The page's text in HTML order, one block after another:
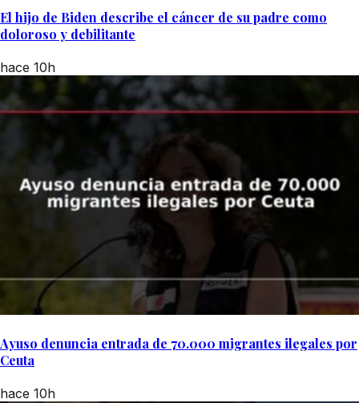
El hijo de Biden describe el cáncer de su padre como
doloroso y debilitante
hace 10h
Ayuso denuncia entrada de 70.000 migrantes ilegales por
Ceuta
hace 10h